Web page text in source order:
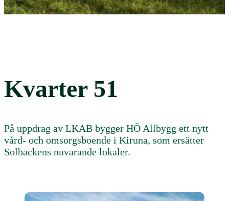
Kvarter 51
På uppdrag av LKAB bygger HÖ Allbygg ett nytt
vård- och omsorgsboende i Kiruna, som ersätter
Solbackens nuvarande lokaler.